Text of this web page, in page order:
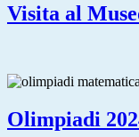
Visita al
Olimpiadi